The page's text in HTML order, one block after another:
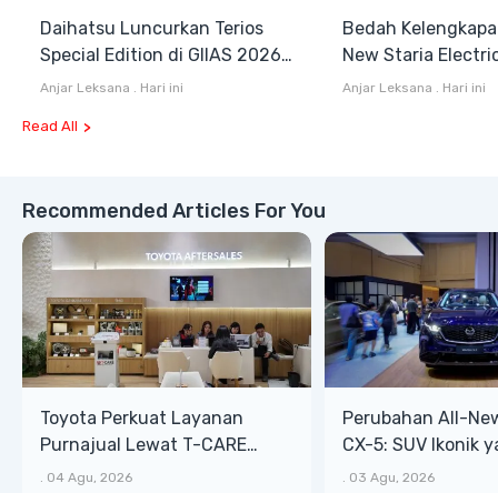
Daihatsu Luncurkan Terios
Special Edition di GIIAS 2026,
Stok Terbatas
Anjar Leksana . Hari ini
Bedah
New Staria
Hybrid yang
Anjar Leksana . Hari ini
Read All
Recommended Articles For You
Toyota Perkuat Layanan
Purnajual Lewat T-CARE
XTRA, Manfaat Lebih Besar
. 04 Agu, 2026
Perubahan All-
CX-5: SUV Ikonik
Bongsor, Mewah,
. 03 Agu, 2026